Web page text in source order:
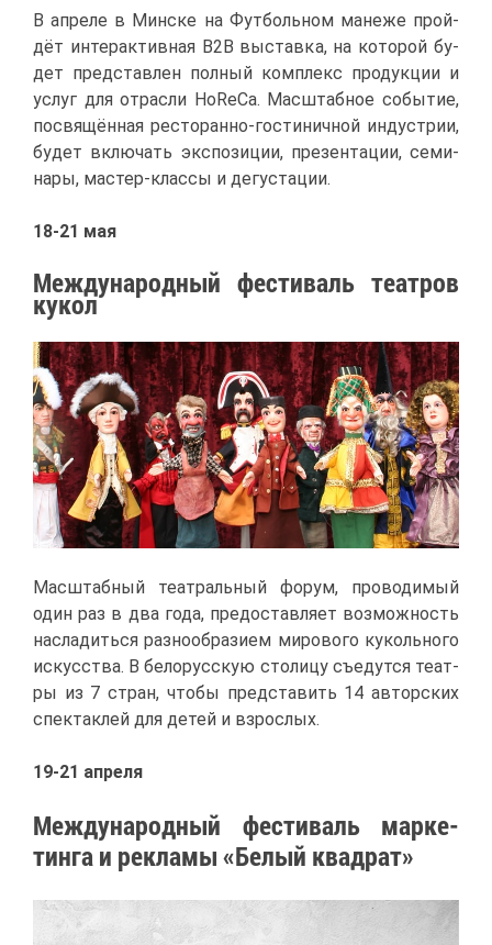
В ап­ре­ле в Мин­ске на Фут­боль­ном ма­не­же прой­
дёт ин­тер­ак­тив­ная B2B вы­став­ка, на ко­то­рой бу­
дет пред­став­лен пол­ный ком­плекс про­дук­ции и
услуг для от­рас­ли HoReCa. Мас­штаб­ное со­бы­тие,
по­свя­щён­ная ре­сто­ран­но-го­сти­нич­ной ин­ду­стрии,
бу­дет вклю­чать экс­по­зи­ции, пре­зен­та­ции, се­ми­
на­ры, ма­стер-клас­сы и де­гу­ста­ции.
18-21 мая
Меж­ду­на­род­ный фе­сти­валь те­ат­ров
ку­кол
Мас­штаб­ный те­ат­раль­ный фо­рум, про­во­ди­мый
один раз в два го­да, предо­став­ля­ет воз­мож­ность
на­сла­дить­ся раз­но­об­ра­зи­ем ми­ро­во­го ку­коль­но­го
ис­кус­ства. В бе­ло­рус­скую сто­ли­цу съе­дут­ся те­ат­
ры из 7 стран, что­бы пред­ста­вить 14 ав­тор­ских
спек­так­лей для де­тей и взрос­лых.
19-21 ап­ре­ля
Меж­ду­на­род­ный фе­сти­валь мар­ке­
тин­га и ре­кла­мы «Бе­лый квад­рат»